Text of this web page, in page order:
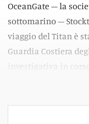
OceanGate – la
sottomarino –
viaggio del Titan è
Guardia Costiera
investigativa in